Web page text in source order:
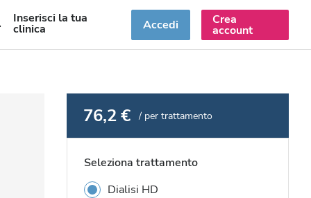
Inserisci la tua
clinica Accedi Crea
account
76,2 € / per trattamento
Seleziona trattamento
Dialisi HD